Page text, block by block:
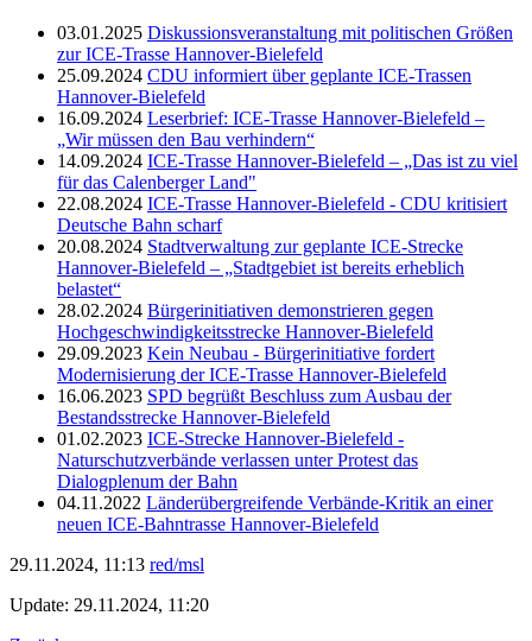
03.01.2025 Diskussionsveranstaltung mit politischen Größen
zur ICE-Trasse Hannover-Bielefeld
25.09.2024 CDU informiert über geplante ICE-Trassen
Hannover-Bielefeld
16.09.2024 Leserbrief: ICE-Trasse Hannover-Bielefeld –
„Wir müssen den Bau verhindern“
14.09.2024 ICE-Trasse Hannover-Bielefeld – „Das ist zu viel
für das Calenberger Land"
22.08.2024 ICE-Trasse Hannover-Bielefeld - CDU kritisiert
Deutsche Bahn scharf
20.08.2024 Stadtverwaltung zur geplante ICE-Strecke
Hannover-Bielefeld – „Stadtgebiet ist bereits erheblich
belastet“
28.02.2024 Bürgerinitiativen demonstrieren gegen
Hochgeschwindigkeitsstrecke Hannover-Bielefeld
29.09.2023 Kein Neubau - Bürgerinitiative fordert
Modernisierung der ICE-Trasse Hannover-Bielefeld
16.06.2023 SPD begrüßt Beschluss zum Ausbau der
Bestandsstrecke Hannover-Bielefeld
01.02.2023 ICE-Strecke Hannover-Bielefeld -
Naturschutzverbände verlassen unter Protest das
Dialogplenum der Bahn
04.11.2022 Länderübergreifende Verbände-Kritik an einer
neuen ICE-Bahntrasse Hannover-Bielefeld
29.11.2024, 11:13 red/msl
Update: 29.11.2024, 11:20